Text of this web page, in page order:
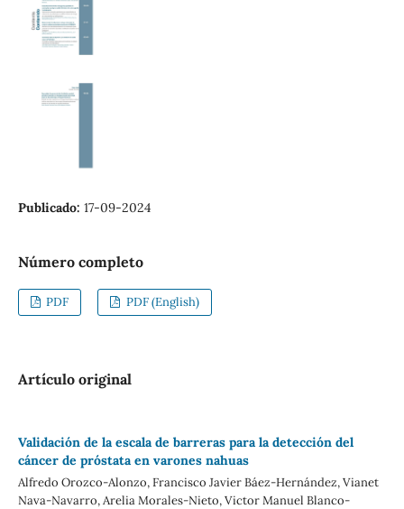
Publicado: 17-09-2024
Número completo
PDF PDF (English)
Artículo original
Validación de la escala de barreras para la detección del
cáncer de próstata en varones nahuas
Alfredo Orozco-Alonzo, Francisco Javier Báez-Hernández, Vianet
Nava-Navarro, Arelia Morales-Nieto, Victor Manuel Blanco-